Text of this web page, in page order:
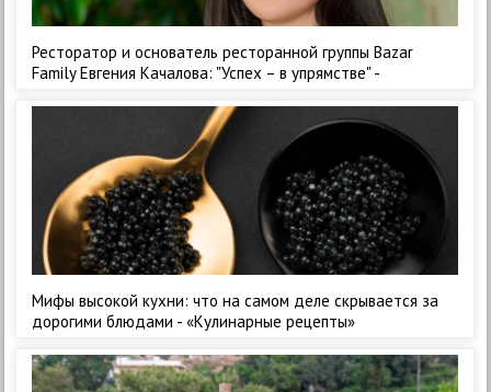
Ресторатор и основатель ресторанной группы Bazar
Family Евгения Качалова: "Успех – в упрямстве" -
Мифы высокой кухни: что на самом деле скрывается за
дорогими блюдами - «Кулинарные рецепты»